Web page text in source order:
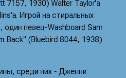
7157, 1930) Walter Taylor'a
Игрой на стиральных
певец-Washboard Sam
Back" (Bluebird 8044, 1938)
среди них - Дженни